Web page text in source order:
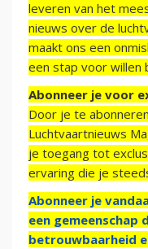
leveren van het
nieuws over de
maakt ons een
een stap voor willen
Abonneer je voor
Door je te
Luchtvaartnieuws
je toegang tot
ervaring die je
Abonneer je
een gemeenschap
betrouwbaarheid